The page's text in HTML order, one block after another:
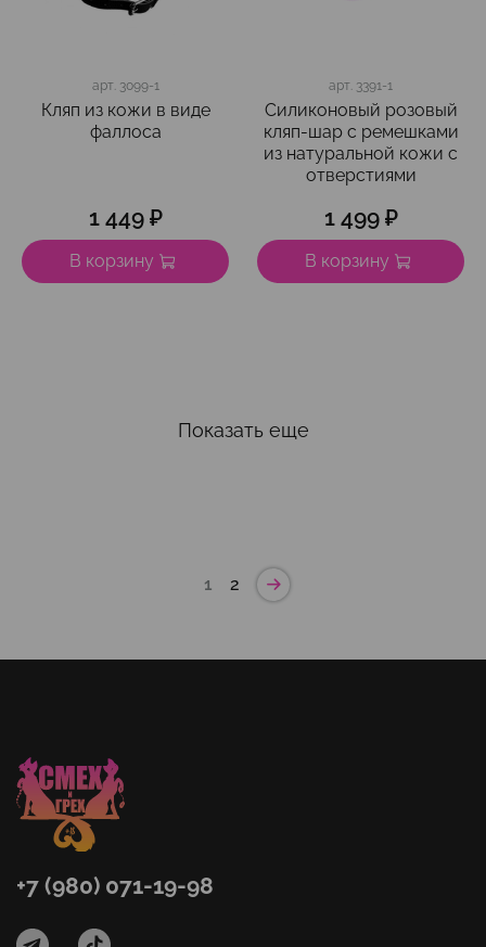
арт. 3099-1
Кляп из кожи в виде
фаллоса
1 449 ₽
В корзину
арт. 3391-1
Силиконовый розовый
кляп-шар с ремешками
из натуральной кожи с
отверстиями
1 499 ₽
В корзину
Показать еще
1 2
+7 (980) 071-19-98